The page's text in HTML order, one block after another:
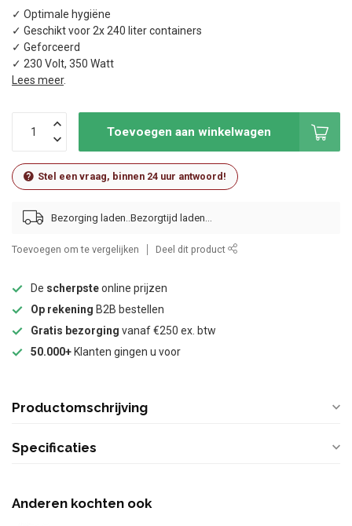
✓ Optimale hygiëne
✓ Geschikt voor 2x 240 liter containers
✓ Geforceerd
✓ 230 Volt, 350 Watt
Lees meer.
Toevoegen aan winkelwagen
Stel een vraag, binnen 24 uur antwoord!
Bezorging laden..
Toevoegen om te vergelijken Deel dit product
De scherpsteonline prijzen
Op rekening B2B bestellen
Gratis bezorging vanaf €250 ex. btw
50.000+ Klanten gingen u voor
Productomschrijving
Specificaties
Anderen kochten ook